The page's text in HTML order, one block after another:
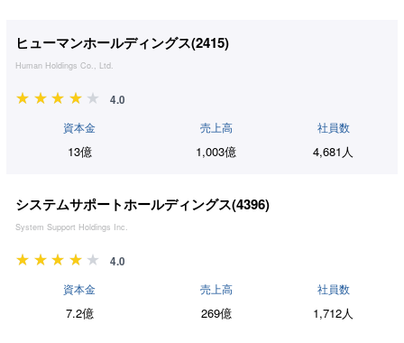
ヒューマンホールディングス(2415)
Human Holdings Co., Ltd.
4.0
資本金
13億
売上高
1,003億
社員数
4,681人
システムサポートホールディングス(4396)
System Support Holdings Inc.
4.0
資本金
7.2億
売上高
269億
社員数
1,712人